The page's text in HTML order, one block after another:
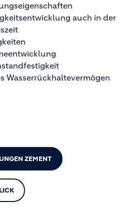
auch in der
Wasserrückhaltevermögen
ZEMENT